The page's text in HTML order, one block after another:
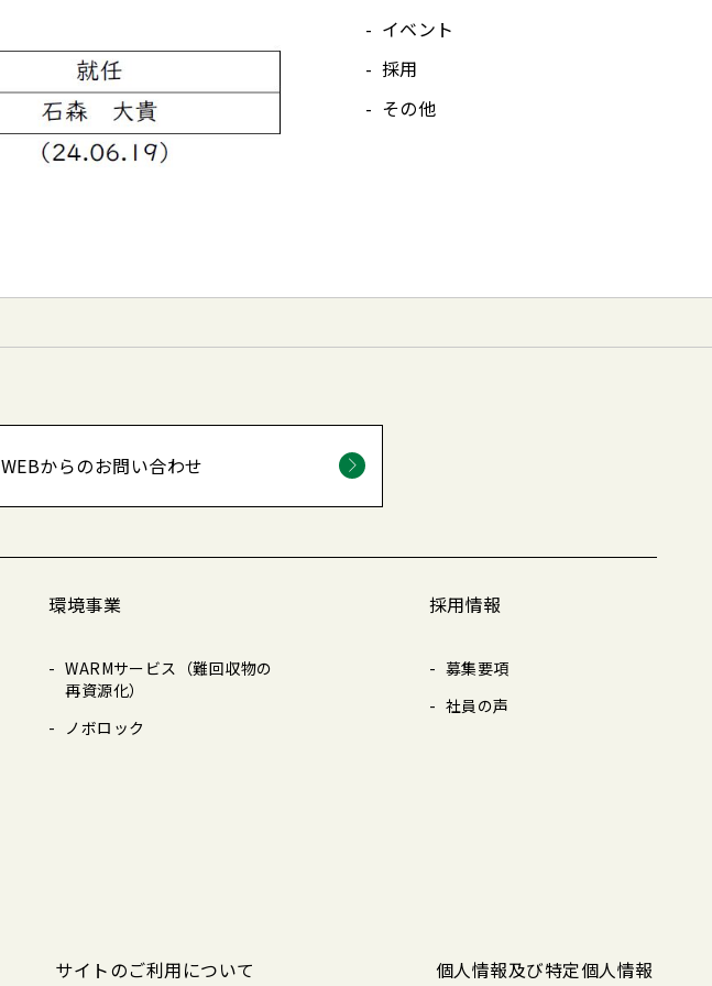
イベント
採用
その他
WEBからのお問い合わせ
環境事業
WARMサービス（難回収物の
再資源化）
ノボロック
採用情報
募集要項
社員の声
サイトのご利用について
個人情報及び特定個人情報